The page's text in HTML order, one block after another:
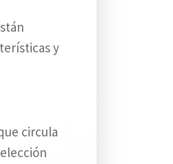
y
circula